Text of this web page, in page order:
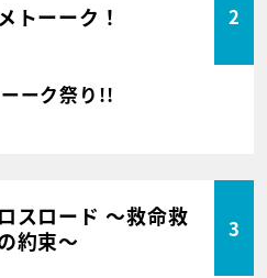
トーーク！ 2
ーク祭り!!
スロード ～救命救
約束～
3